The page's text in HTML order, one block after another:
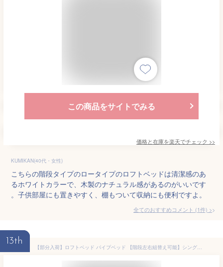
この商品をサイトでみる
価格と在庫を楽天でチェック >>
KUMIKAN(40代・女性)
こちらの階段タイプのロータイプのロフトベッドは清潔感のあ
るホワイトカラーで、木製のナチュラル感があるのがいいです
。子供部屋にも置きやすく、棚もついて収納にも便利ですよ。
全てのおすすめコメント (1件) >
13th
【部分入荷】ロフトベッド パイプベッド 【階段左右組替え可能】シングル コンセント付き ロータイプ 高さ130cm 耐荷重150kg システムベッド ハイベッド 宮付き 収納 北欧風 一人暮らし 子供ベッド ベッド HINCES